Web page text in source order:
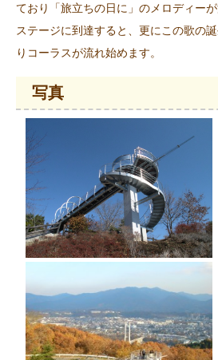
ており「旅立ちの日に」のメロディー
ステージに到達すると、更にこの歌の
りコーラスが流れ始めます。
写真